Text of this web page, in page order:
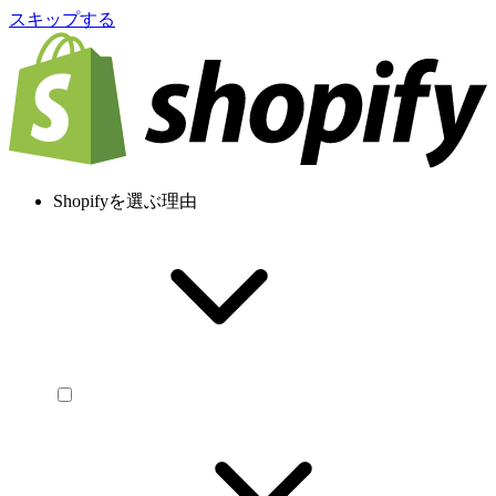
スキップする
Shopifyを選ぶ理由